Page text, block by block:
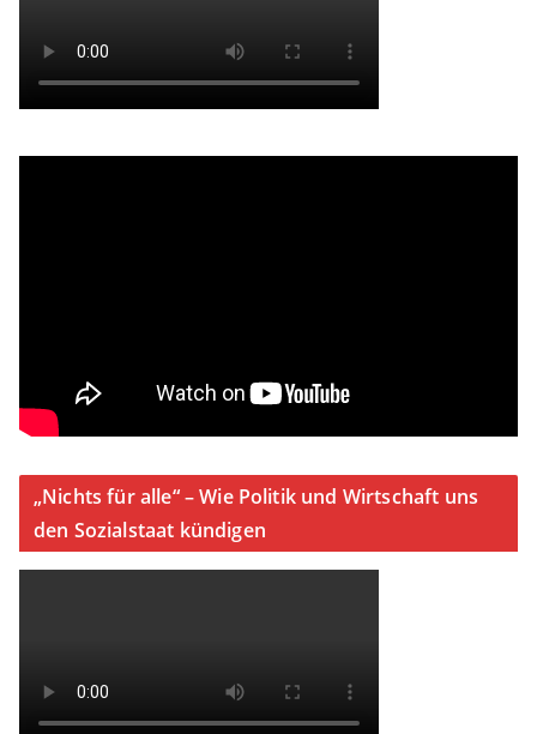
„Nichts für alle“ – Wie Politik und Wirtschaft uns
den Sozialstaat kündigen